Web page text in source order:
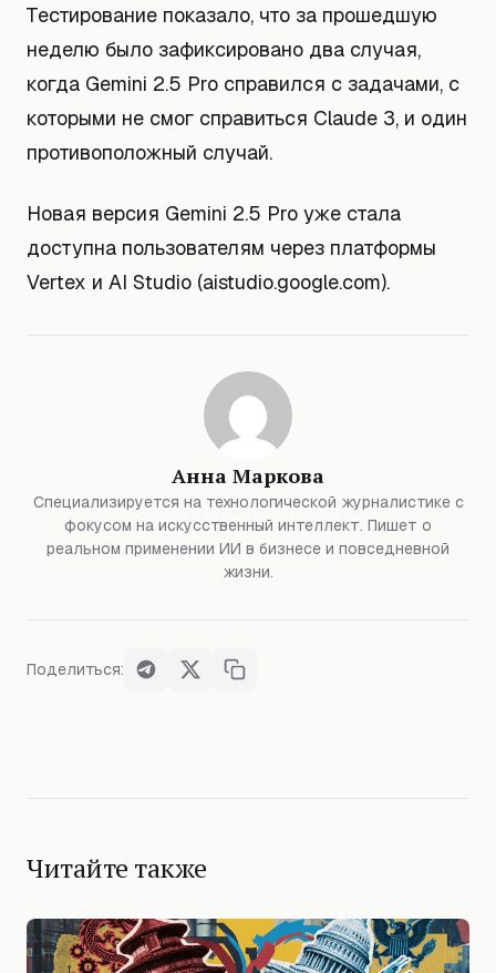
Тестирование показало, что за прошедшую
неделю было зафиксировано два случая,
когда Gemini 2.5 Pro справился с задачами, с
которыми не смог справиться Claude 3, и один
противоположный случай.
Новая версия Gemini 2.5 Pro уже стала
доступна пользователям через платформы
Vertex и AI Studio (aistudio.google.com).
Анна Маркова
Специализируется на технологической журналистике с
фокусом на искусственный интеллект. Пишет о
реальном применении ИИ в бизнесе и повседневной
жизни.
Поделиться:
Читайте также